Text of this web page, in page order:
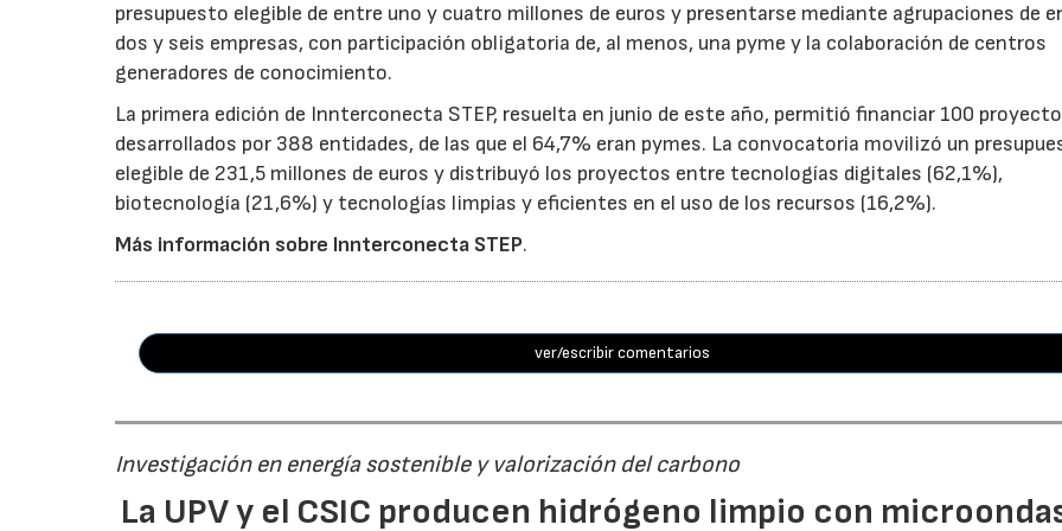
presupuesto elegible de entre uno y cuatro millones de euros y presentarse mediante agrupaciones de
dos y seis empresas, con participación obligatoria de, al menos, una pyme y la colaboración de centros
generadores de conocimiento.
La primera edición de Innterconecta STEP, resuelta en junio de este año, permitió financiar 100
desarrollados por 388 entidades, de las que el 64,7% eran pymes. La convocatoria movilizó un
elegible de 231,5 millones de euros y distribuyó los proyectos entre tecnologías digitales (62,1%),
biotecnología (21,6%) y tecnologías limpias y eficientes en el uso de los recursos (16,2%).
Más información sobre Innterconecta STEP.
ver/escribir comentarios
Investigación en energía sostenible y valorización del carbono
La UPV y el CSIC producen hidrógeno limpio con